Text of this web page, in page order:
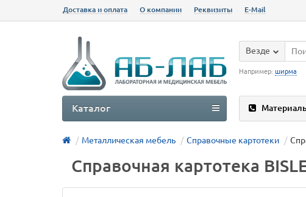
Доставка и оплата О компании Реквизиты E-Mail
Везде
Например: ширма
Каталог
Металлическая мебель Справочные картотеки
Справочная картотека